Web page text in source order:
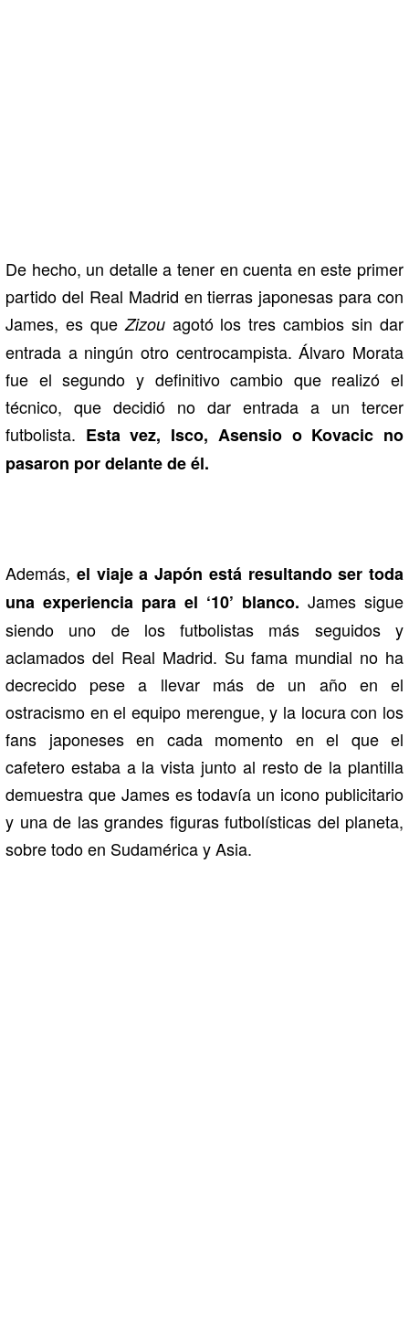
De hecho, un detalle a tener en cuenta en este primer
partido del Real Madrid en tierras japonesas para con
James, es que Zizouagotó los tres cambios sin dar
entrada a ningún otro centrocampista. Álvaro Morata
fue el segundo y definitivo cambio que realizó el
técnico, que decidió no dar entrada a un tercer
futbolista. Esta vez, Isco, Asensio o Kovacic no
pasaron por delante de él.
Además, el viaje a Japón está resultando ser toda
una experiencia para el ‘10’ blanco. James sigue
siendo uno de los futbolistas más seguidos y
aclamados del Real Madrid. Su fama mundial no ha
decrecido pese a llevar más de un año en el
ostracismo en el equipo merengue, y la locura con los
fans japoneses en cada momento en el que el
cafetero estaba a la vista junto al resto de la plantilla
demuestra que James es todavía un icono publicitario
y una de las grandes figuras futbolísticas del planeta,
sobre todo en Sudamérica y Asia.